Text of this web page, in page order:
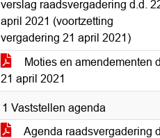
verslag raadsvergadering d.d.
april 2021 (voortzetting
vergadering 21 april 2021)
Moties en amendementen
21 april 2021
1 Vaststellen agenda
Agenda raadsvergadering